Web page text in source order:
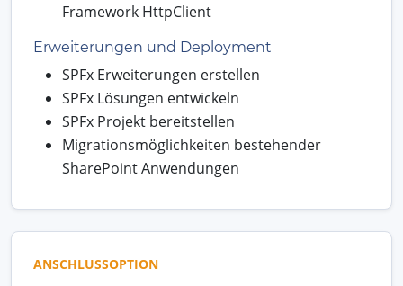
Framework HttpClient
Erweiterungen und Deployment
SPFx Erweiterungen erstellen
SPFx Lösungen entwickeln
SPFx Projekt bereitstellen
Migrationsmöglichkeiten bestehender
SharePoint Anwendungen
ANSCHLUSSOPTION